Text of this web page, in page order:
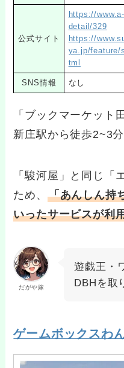
公式サイト
https://
detail/329
https://
ya.jp/feature/
tml
SNS情報 なし
「ブックマーケット
新庄駅から徒歩2~3
「駿河屋」と同じ「
ため、 「あんしん持
いったサービスが利
だがや嫁
遊戯王・
DBHを取
ゲームボックスわ